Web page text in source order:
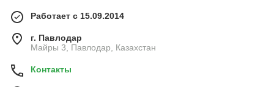
Работает с 15.09.2014
г. Павлодар
Майры 3, Павлодар, Казахстан
Контакты